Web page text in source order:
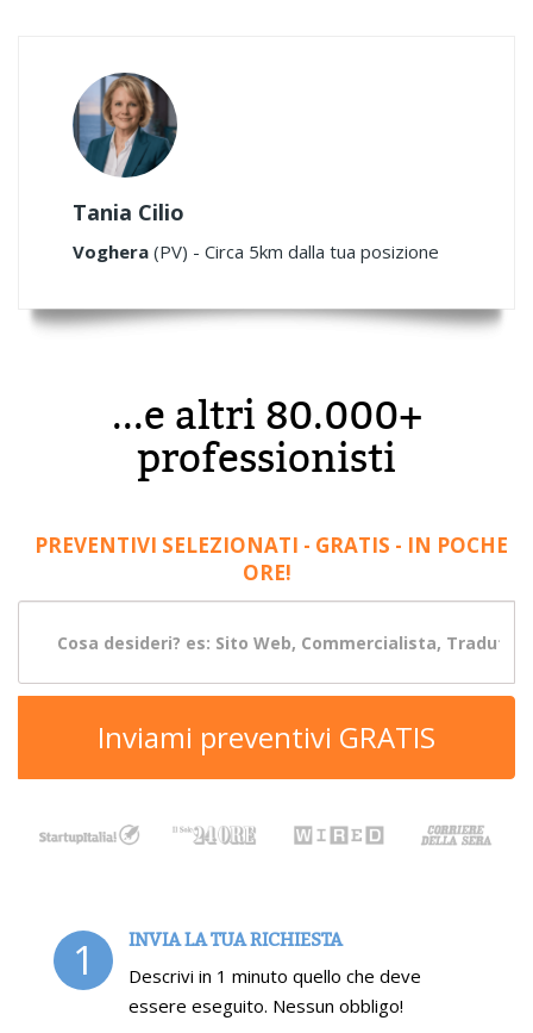
Tania Cilio
Voghera (PV) - Circa 5km dalla tua posizione
...e altri 80.000+
professionisti
PREVENTIVI SELEZIONATI - GRATIS - IN POCHE
ORE!
Inviami preventivi GRATIS
1 INVIA LA TUA RICHIESTA
Descrivi in 1 minuto quello che deve
essere eseguito. Nessun obbligo!